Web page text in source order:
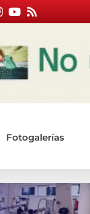
Fotogalerías